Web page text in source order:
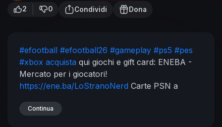
2 0 Condividi Dona
#efootball #efootball26 #gameplay #ps5 #pes
#xbox acquista qui giochi e gift card: ENEBA -
Mercato per i giocatori!
https://ene.ba/LoStranoNerd Carte PSN a
Canale Oskurati.tv :
Continua